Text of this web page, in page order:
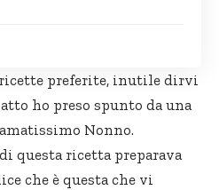
ricette preferite, inutile dirvi
ho preso spunto da una
Nonno.
questa ricetta preparava
che è questa che vi